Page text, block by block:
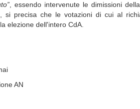
, essendo intervenute le dimissioni
si precisa che le votazioni di cui al
elezione dell'intero CdA.
Mugnai
Fondazione AN